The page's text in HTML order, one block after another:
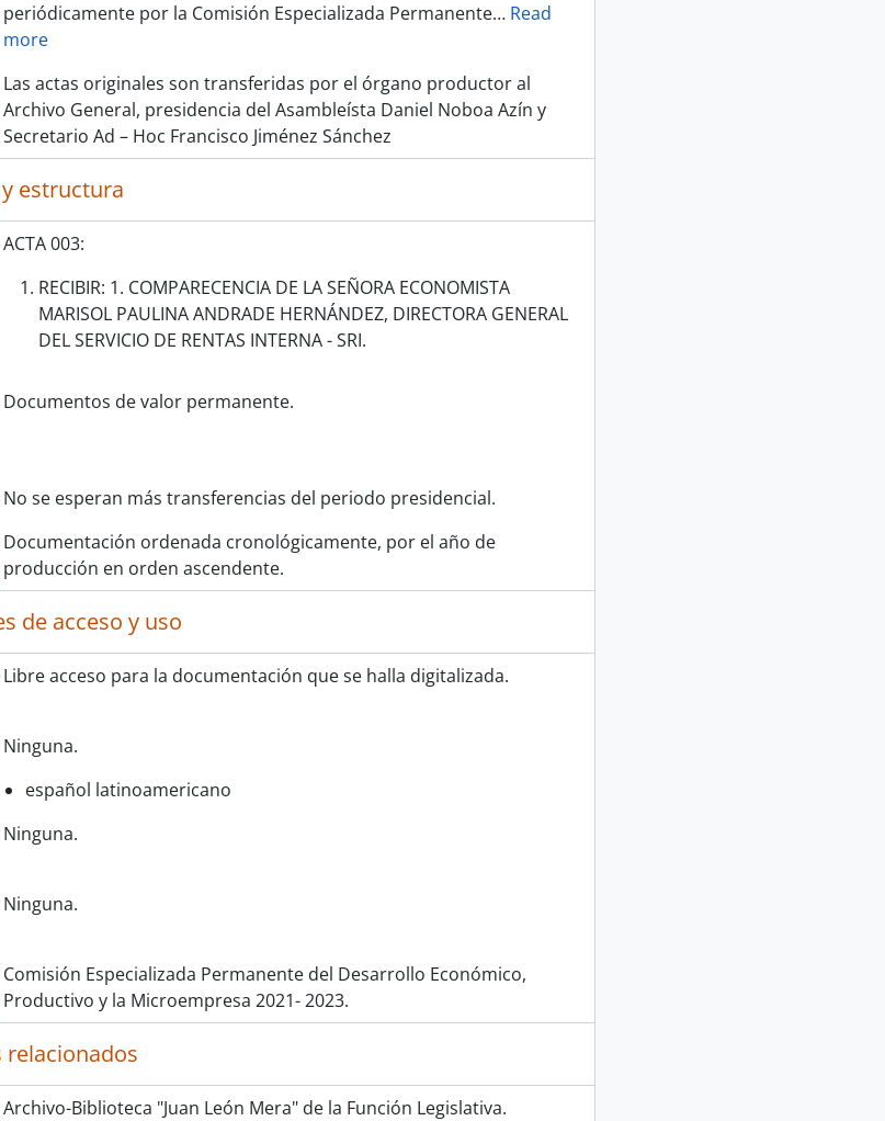
periódicamente por la Comisión Especializada Permanente… Read
more
Las actas originales son transferidas por el órgano productor al
Archivo General, presidencia del Asambleísta Daniel Noboa Azín y
Secretario Ad – Hoc Francisco Jiménez Sánchez
estructura
ACTA 003:
RECIBIR: 1. COMPARECENCIA DE LA SEÑORA ECONOMISTA
MARISOL PAULINA ANDRADE HERNÁNDEZ, DIRECTORA GENERAL
DEL SERVICIO DE RENTAS INTERNA - SRI.
Documentos de valor permanente.
No se esperan más transferencias del periodo presidencial.
Documentación ordenada cronológicamente, por el año de
producción en orden ascendente.
de acceso y uso
Libre acceso para la documentación que se halla digitalizada.
Ninguna.
español latinoamericano
Ninguna.
Ninguna.
Comisión Especializada Permanente del Desarrollo Económico,
Productivo y la Microempresa 2021- 2023.
relacionados
Archivo-Biblioteca "Juan León Mera" de la Función Legislativa.